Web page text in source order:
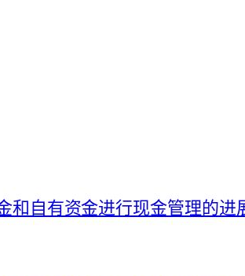
自有资金进行现金管理的进